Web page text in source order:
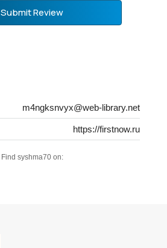
Submit Review
m4ngksnvyx@web-library.net
https://firstnow.ru
Find syshma70 on: